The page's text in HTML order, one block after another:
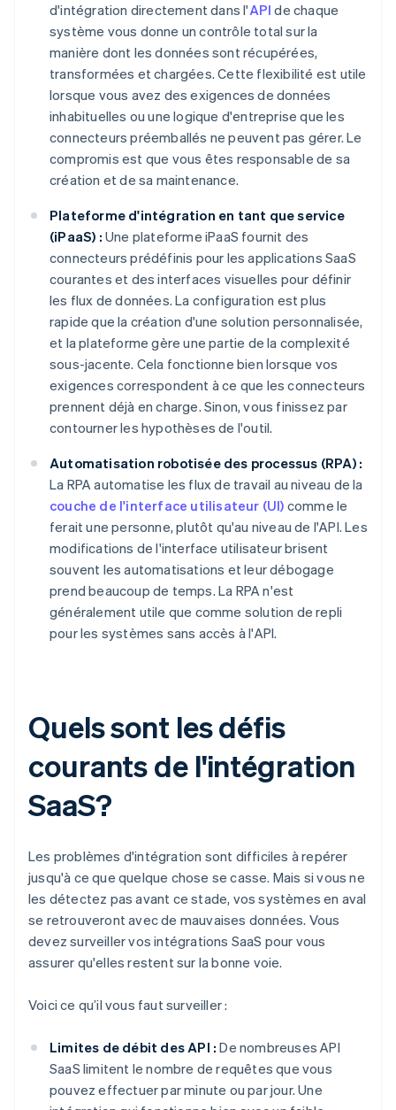
d'intégration directement dans l'API de chaque
système vous donne un contrôle total sur la
manière dont les données sont récupérées,
transformées et chargées. Cette flexibilité est utile
lorsque vous avez des exigences de données
inhabituelles ou une logique d'entreprise que les
connecteurs préemballés ne peuvent pas gérer. Le
compromis est que vous êtes responsable de sa
création et de sa maintenance.
Plateforme d'intégration en tant que service
(iPaaS) : Une plateforme iPaaS fournit des
connecteurs prédéfinis pour les applications SaaS
courantes et des interfaces visuelles pour définir
les flux de données. La configuration est plus
rapide que la création d'une solution personnalisée,
et la plateforme gère une partie de la complexité
sous-jacente. Cela fonctionne bien lorsque vos
exigences correspondent à ce que les connecteurs
prennent déjà en charge. Sinon, vous finissez par
contourner les hypothèses de l'outil.
Automatisation robotisée des processus (RPA) :
La RPA automatise les flux de travail au niveau de la
couche de l'interface utilisateur (UI) comme le
ferait une personne, plutôt qu'au niveau de l'API. Les
modifications de l'interface utilisateur brisent
souvent les automatisations et leur débogage
prend beaucoup de temps. La RPA n'est
généralement utile que comme solution de repli
pour les systèmes sans accès à l'API.
Quels sont les défis
courants de l'intégration
SaaS?
Les problèmes d'intégration sont difficiles à repérer
jusqu'à ce que quelque chose se casse. Mais si vous ne
les détectez pas avant ce stade, vos systèmes en aval
se retrouveront avec de mauvaises données. Vous
devez surveiller vos intégrations SaaS pour vous
assurer qu'elles restent sur la bonne voie.
Voici ce qu’il vous faut surveiller :
Limites de débit des API : De nombreuses API
SaaS limitent le nombre de requêtes que vous
pouvez effectuer par minute ou par jour. Une